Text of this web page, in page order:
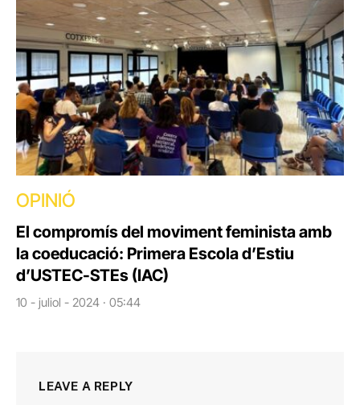
OPINIÓ
El compromís del moviment feminista amb
la coeducació: Primera Escola d’Estiu
d’USTEC-STEs (IAC)
10 - juliol - 2024 · 05:44
LEAVE A REPLY